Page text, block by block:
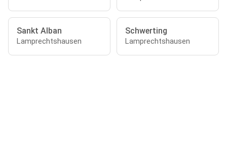
Sankt Alban
Lamprechtshausen
Schwerting
Lamprechtshausen